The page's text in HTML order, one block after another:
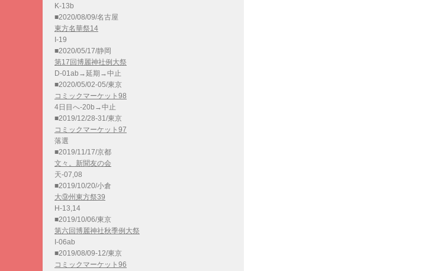
K-13b
■2020/08/09/名古屋
東方名華祭14
I-19
■2020/05/17/静岡
第17回博麗神社例大祭
D-01ab→延期→中止
■2020/05/02-05/東京
コミックマーケット98
4日目へ-20b→中止
■2019/12/28-31/東京
コミックマーケット97
落選
■2019/11/17/京都
文々。新聞友の会
天-07,08
■2019/10/20/小倉
大⑨州東方祭39
H-13,14
■2019/10/06/東京
第六回博麗神社秋季例大祭
I-06ab
■2019/08/09-12/東京
コミックマーケット96